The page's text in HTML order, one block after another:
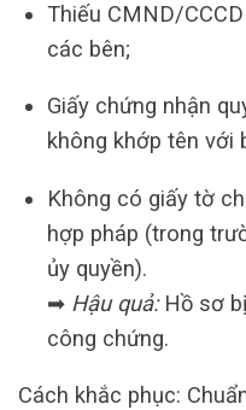
Thiếu CMND/
các bên;
Giấy chứng nhận
không khớp tên với
Không có giấy tờ
hợp pháp (trong
ủy quyền).
➡ Hậu quả:Hồ sơ
công chứng.
Cách khắc phục: